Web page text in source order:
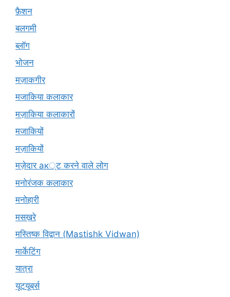
फ़ैशन
बलगमी
ब्लॉग
भोजन
मज़ाकगीर
मजाकिया कलाकार
मज़ाकिया कलाकारों
मजाकियों
मज़ाकियों
मज़ेदार ак्ट करने वाले लोग
मनोरंजक कलाकार
मनोहारी
मसख़रे
मस्तिष्क विद्वान (Mastishk Vidwan)
मार्केटिंग
यात्रा
यूटयूबर्स